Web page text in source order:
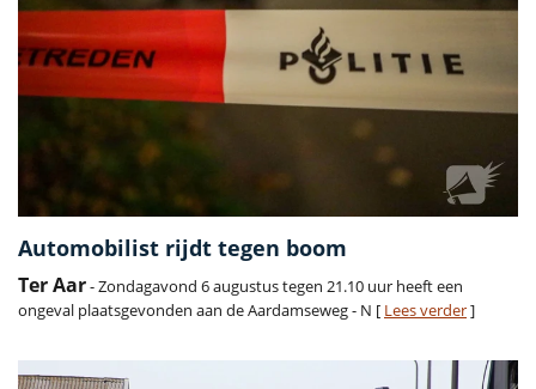
Automobilist rijdt tegen boom
Ter Aar- Zondagavond 6 augustus tegen 21.10 uur heeft een
ongeval plaatsgevonden aan de Aardamseweg - N [ Lees verder]